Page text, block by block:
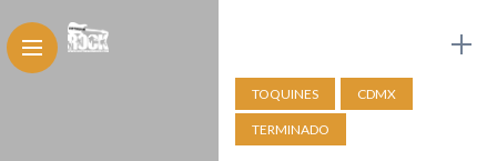
TOQUINES CDMX
TERMINADO